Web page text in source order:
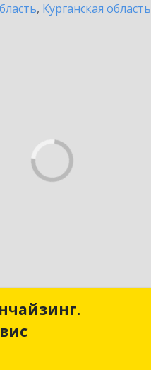
, Курганская область
1С:Франчайзинг.